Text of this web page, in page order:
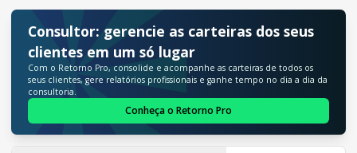
Consultor: gerencie as carteiras dos seus
clientes em um só lugar
Com o Retorno Pro, consolide e acompanhe as carteiras de todos os
seus clientes, gere relatórios profissionais e ganhe tempo no dia a dia da
consultoria.
Conheça o Retorno Pro